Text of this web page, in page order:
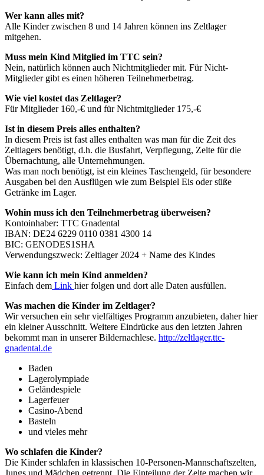
Wer kann alles mit?
Alle Kinder zwischen 8 und 14 Jahren können ins Zeltlager
mitgehen.
Muss mein Kind Mitglied im TTC sein?
Nein, natürlich können auch Nichtmitglieder mit. Für Nicht-
Mitglieder gibt es einen höheren Teilnehmerbetrag.
Wie viel kostet das Zeltlager?
Für Mitglieder 160,-€ und für Nichtmitglieder 175,-€
Ist in diesem Preis alles enthalten?
In diesem Preis ist fast alles enthalten was man für die Zeit des
Zeltlagers benötigt, d.h. die Busfahrt, Verpflegung, Zelte für die
Übernachtung, alle Unternehmungen.
Was man noch benötigt, ist ein kleines Taschengeld, für besondere
Ausgaben bei den Ausflügen wie zum Beispiel Eis oder süße
Getränke im Lager.
Wohin muss ich den Teilnehmerbetrag überweisen?
Kontoinhaber: TTC Gnadental
IBAN: DE24 6229 0110 0381 4300 14
BIC: GENODES1SHA
Verwendungszweck: Zeltlager 2024 + Name des Kindes
Wie kann ich mein Kind anmelden?
Einfach dem Link hier folgen und dort alle Daten ausfüllen.
Was machen die Kinder im Zeltlager?
Wir versuchen ein sehr vielfältiges Programm anzubieten, daher hier
ein kleiner Ausschnitt. Weitere Eindrücke aus den letzten Jahren
bekommt man in unserer Bildernachlese. http://zeltlager.ttc-
gnadental.de
Baden
Lagerolympiade
Geländespiele
Lagerfeuer
Casino-Abend
Basteln
und vieles mehr
Wo schlafen die Kinder?
Die Kinder schlafen in klassischen 10-Personen-Mannschaftszelten,
Jungs und Mädchen getrennt. Die Einteilung der Zelte machen wir